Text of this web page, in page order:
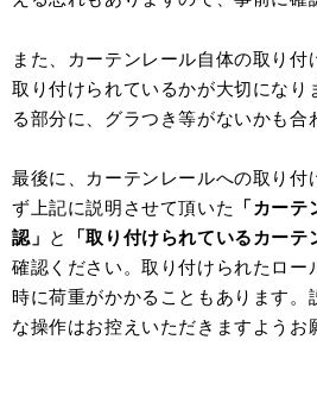
また、カーテンレール自体の取り付
取り付けられているかが大切になり
る部分に、グラつき等がないかも合
最後に、カーテンレールへの取り付
ず上記に説明させて頂いた
「カー
認」 と 「取り付けられているカーテ
確認ください。取り付けられたロー
時に荷重がかかることもあります。
な操作はお控えいただきますようお